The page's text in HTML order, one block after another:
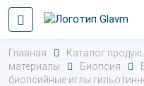
Главная Каталог
материалы
Биопсия
биопсийные иглы